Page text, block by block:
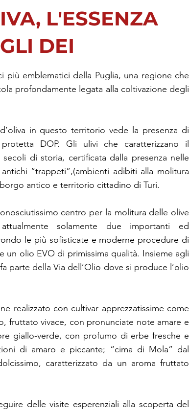
L'ESSENZA
DEI
più emblematici della Puglia, una regione che
profondamente legata alla coltivazione degli
in questo territorio vede la presenza di
DOP. Gli ulivi che caratterizzano il
di storia, certificata dalla presenza nelle
“trappeti”,(ambienti adibiti alla molitura
antico e territorio cittadino di Turi.
centro per la molitura delle olive
solamente due importanti ed
le più sofisticate e moderne procedure di
olio EVO di primissima qualità. Insieme agli
parte della Via dell’Olio dove si produce l’olio
realizzato con cultivar apprezzatissime come
fruttato vivace, con pronunciate note amare e
giallo-verde, con profumo di erbe fresche e
di amaro e piccante; “cima di Mola” dal
caratterizzato da un aroma fruttato
delle visite esperenziali alla scoperta del